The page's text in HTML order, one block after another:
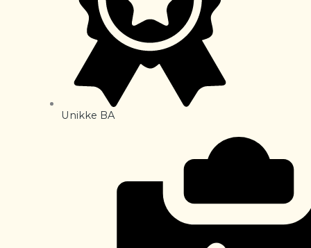
Unikke BA